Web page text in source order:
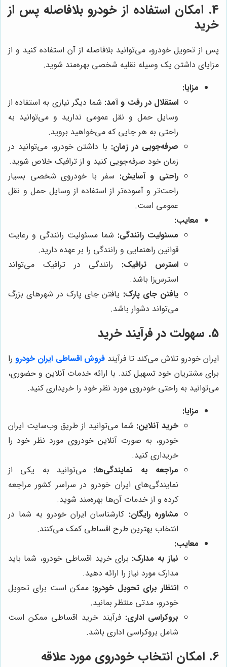
4. امکان استفاده از خودرو بلافاصله پس از
خرید
پس از تحویل خودرو، می‌توانید بلافاصله از آن استفاده کنید و از
مزایای داشتن یک وسیله نقلیه شخصی بهره‌مند شوید.
مزایا:
استقلال در رفت و آمد: شما دیگر نیازی به استفاده از
وسایل حمل و نقل عمومی ندارید و می‌توانید به
راحتی به هر جایی که می‌خواهید بروید.
صرفه‌جویی در زمان: با داشتن خودرو، می‌توانید در
زمان خود صرفه‌جویی کنید و از ترافیک خلاص شوید.
راحتی و آسایش: سفر با خودروی شخصی بسیار
راحت‌تر و آسوده‌تر از استفاده از وسایل حمل و نقل
عمومی است.
معایب:
مسئولیت رانندگی: شما مسئولیت رانندگی و رعایت
قوانین راهنمایی و رانندگی را بر عهده دارید.
استرس ترافیک: رانندگی در ترافیک می‌تواند
استرس‌زا باشد.
یافتن جای پارک: یافتن جای پارک در شهرهای بزرگ
می‌تواند دشوار باشد.
5. سهولت در فرآیند خرید
ایران خودرو تلاش می‌کند تا فرآیندفروش اقساطی ایران خودرورا
برای مشتریان خود تسهیل کند. با ارائه خدمات آنلاین و حضوری،
می‌توانید به راحتی خودروی مورد نظر خود را خریداری کنید.
مزایا:
خرید آنلاین: شما می‌توانید از طریق وب‌سایت ایران
خودرو، به صورت آنلاین خودروی مورد نظر خود را
خریداری کنید.
مراجعه به نمایندگی‌ها: می‌توانید به یکی از
نمایندگی‌های ایران خودرو در سراسر کشور مراجعه
کرده و از خدمات آن‌ها بهره‌مند شوید.
مشاوره رایگان: کارشناسان ایران خودرو به شما در
انتخاب بهترین طرح اقساطی کمک می‌کنند.
معایب:
نیاز به مدارک: برای خرید اقساطی خودرو، شما باید
مدارک مورد نیاز را ارائه دهید.
انتظار برای تحویل خودرو: ممکن است برای تحویل
خودرو، مدتی منتظر بمانید.
بروکراسی اداری: فرآیند خرید اقساطی ممکن است
شامل بروکراسی اداری باشد.
6. امکان انتخاب خودروی مورد علاقه